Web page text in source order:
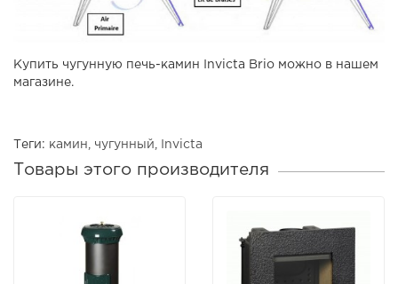
Купить чугунную печь-камин Invicta Brio можно в нашем
магазине.
Теги: камин чугунный Invicta
Товары этого производителя